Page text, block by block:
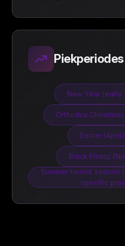
Piekperiodes
New Year (early
Orthodox
Easter
Black Friday
Summer tourist season
specific